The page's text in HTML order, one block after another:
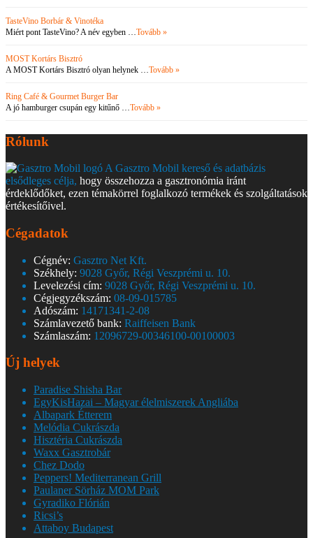
TasteVino Borbár & Vinotéka
Miért pont TasteVino? A név egyben …Tovább »
MOST Kortárs Bisztró
A MOST Kortárs Bisztró olyan helynek …Tovább »
Ring Café & Gourmet Burger Bar
A jó hamburger csupán egy kitűnő …Tovább »
Rólunk
A Gasztro Mobil kereső és adatbázis
elsődleges célja, hogy összehozza a gasztronómia iránt
érdeklődőket, ezen témakörrel foglalkozó termékek és szolgáltatások
értékesítőivel.
Cégadatok
Cégnév: Gasztro Net Kft.
Székhely: 9028 Győr, Régi Veszprémi u. 10.
Levelezési cím: 9028 Győr, Régi Veszprémi u. 10.
Cégjegyzékszám: 08-09-015785
Adószám: 14171341-2-08
Számlavezető bank: Raiffeisen Bank
Számlaszám: 12096729-00346100-00100003
Új helyek
Paradise Shisha Bar
EgyKisHazai – Magyar élelmiszerek Angliába
Albapark Étterem
Melódia Cukrászda
Hisztéria Cukrászda
Waxx Gasztrobár
Chez Dodo
Peppers! Mediterranean Grill
Paulaner Sörház MOM Park
Gyradiko Flórián
Ricsi’s
Attaboy Budapest